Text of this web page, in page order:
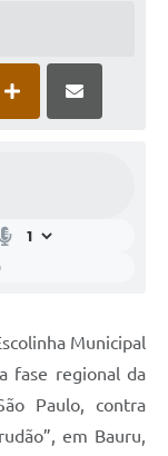
Municipal
fase regional da
Paulo, contra
em Bauru,